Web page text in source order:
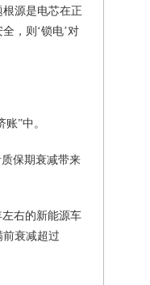
源是电芯在正
，则‘锁电’对
”中。
保期衰减带来
右的新能源车
衰减超过